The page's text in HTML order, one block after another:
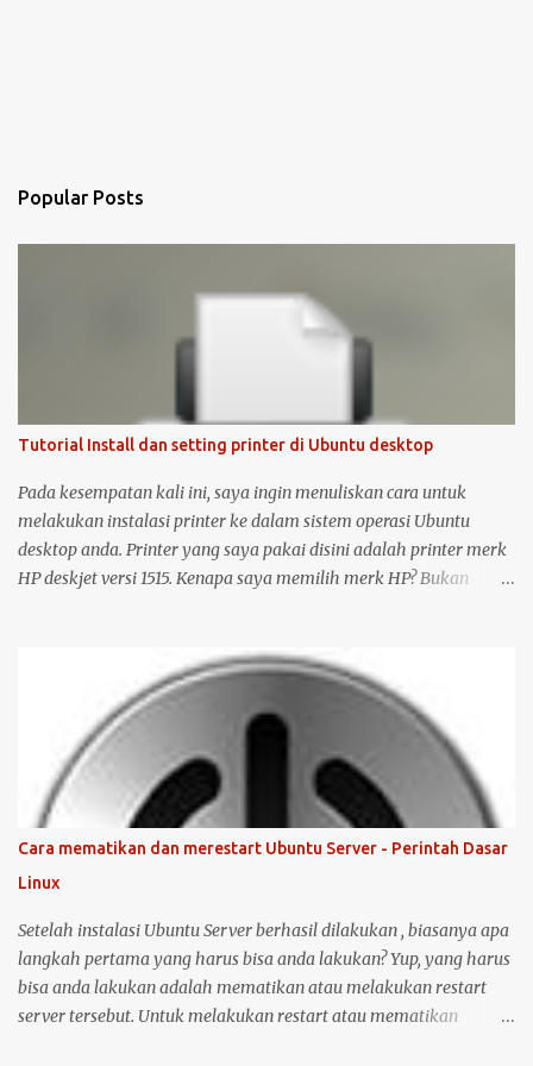
Popular Posts
Tutorial Install dan setting printer di Ubuntu desktop
Pada kesempatan kali ini, saya ingin menuliskan cara untuk
melakukan instalasi printer ke dalam sistem operasi Ubuntu
desktop anda. Printer yang saya pakai disini adalah printer merk
HP deskjet versi 1515. Kenapa saya memilih merk HP? Bukan
open source seperti Ubuntu . Langsung saja saya mulai langkah-
langkah untuk instalasi printer HP 1515 di Ubuntu desktop . Cara
ini bisa juga digunakan untuk merk printer lainnya, hanya saja
saya tidak bisa menjamin ketersediaan driver untuk sistem
operasi Linux ( Ubuntu ). Oh iya, saran saya, saat melakukan
instalasi dan setting printer, lebih baik komputer Ubuntu anda
terkoneksi dengan internet, berikut langkah-langkahnya: Colokin
keduanya. Kemudian klik logo unity di pojok kiri atas, kemudian
ketik printer, untuk masuk ke menu setting pr...
Cara mematikan dan merestart Ubuntu Server - Perintah Dasar
Linux
Setelah instalasi Ubuntu Server berhasil dilakukan , biasanya apa
langkah pertama yang harus bisa anda lakukan? Yup, yang harus
bisa anda lakukan adalah mematikan atau melakukan restart
server tersebut. Untuk melakukan restart atau mematikan